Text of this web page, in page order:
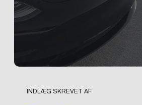
INDLÆG SKREVET AF